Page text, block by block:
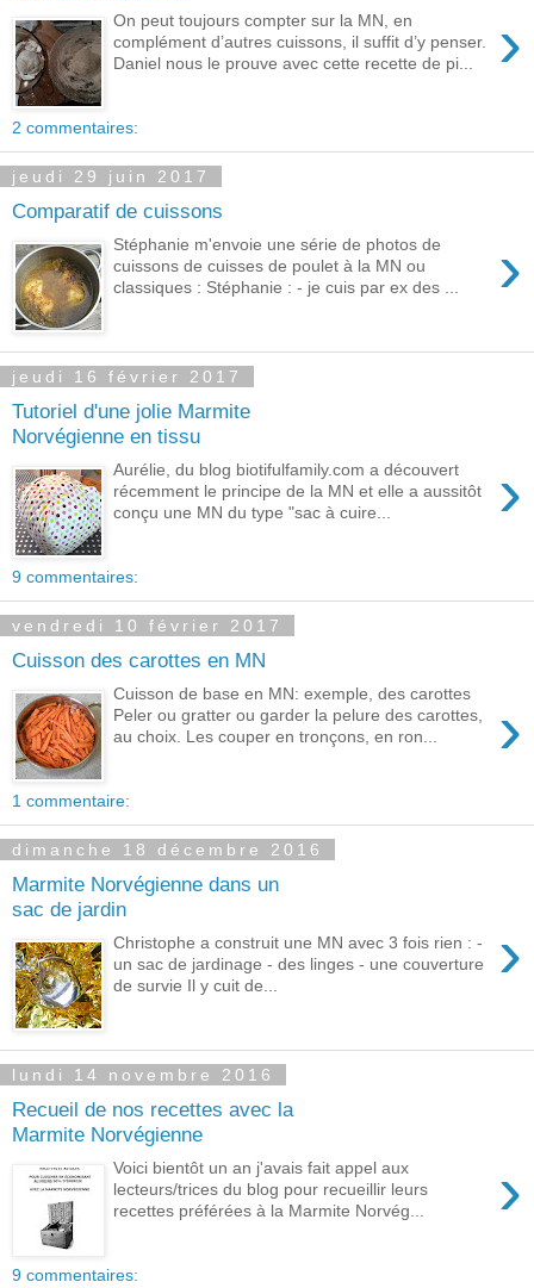
›
On peut toujours compter sur la MN, en
complément d’autres cuissons, il suffit d’y penser.
Daniel nous le prouve avec cette recette de pi...
2 commentaires:
jeudi 29 juin 2017
Comparatif de cuissons
›
Stéphanie m'envoie une série de photos de
cuissons de cuisses de poulet à la MN ou
classiques : Stéphanie : - je cuis par ex des ...
jeudi 16 février 2017
Tutoriel d'une jolie Marmite
Norvégienne en tissu
›
Aurélie, du blog biotifulfamily.com a découvert
récemment le principe de la MN et elle a aussitôt
conçu une MN du type "sac à cuire...
9 commentaires:
vendredi 10 février 2017
Cuisson des carottes en MN
›
Cuisson de base en MN: exemple, des carottes
Peler ou gratter ou garder la pelure des carottes,
au choix. Les couper en tronçons, en ron...
1 commentaire:
dimanche 18 décembre 2016
Marmite Norvégienne dans un
sac de jardin
›
Christophe a construit une MN avec 3 fois rien : -
un sac de jardinage - des linges - une couverture
de survie Il y cuit de...
lundi 14 novembre 2016
Recueil de nos recettes avec la
Marmite Norvégienne
›
Voici bientôt un an j'avais fait appel aux
lecteurs/trices du blog pour recueillir leurs
recettes préférées à la Marmite Norvég...
9 commentaires: